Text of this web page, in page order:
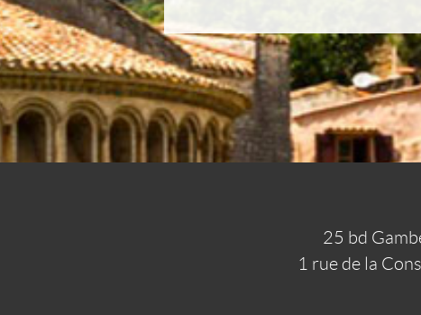
25 bd
1 rue de la